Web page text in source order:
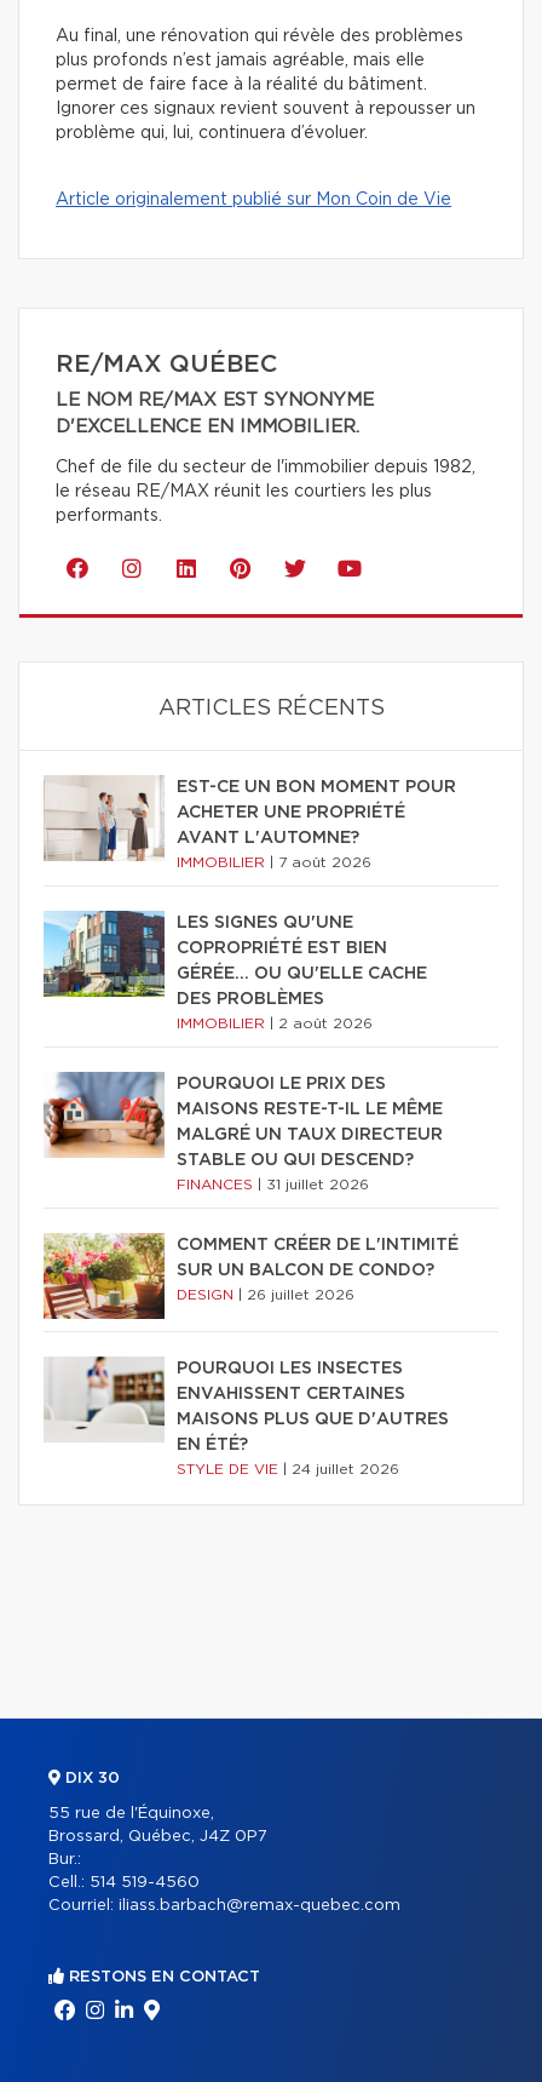
Au final, une rénovation qui révèle des problèmes
plus profonds n’est jamais agréable, mais elle
permet de faire face à la réalité du bâtiment.
Ignorer ces signaux revient souvent à repousser un
problème qui, lui, continuera d’évoluer.
Article originalement publié sur Mon Coin de Vie
RE/MAX QUÉBEC
LE NOM RE/MAX EST SYNONYME
D'EXCELLENCE EN IMMOBILIER.
Chef de file du secteur de l'immobilier depuis 1982,
le réseau RE/MAX réunit les courtiers les plus
performants.
ARTICLES RÉCENTS
EST-CE UN BON MOMENT POUR
ACHETER UNE PROPRIÉTÉ
AVANT L'AUTOMNE?
IMMOBILIER 7 août 2026
LES SIGNES QU'UNE
COPROPRIÉTÉ EST BIEN
GÉRÉE… OU QU'ELLE CACHE
DES PROBLÈMES
IMMOBILIER 2 août 2026
POURQUOI LE PRIX DES
MAISONS RESTE-T-IL LE MÊME
MALGRÉ UN TAUX DIRECTEUR
STABLE OU QUI DESCEND?
FINANCES 31 juillet 2026
COMMENT CRÉER DE L'INTIMITÉ
SUR UN BALCON DE CONDO?
DESIGN 26 juillet 2026
POURQUOI LES INSECTES
ENVAHISSENT CERTAINES
MAISONS PLUS QUE D'AUTRES
EN ÉTÉ?
STYLE DE VIE 24 juillet 2026
DIX 30
55 rue de l'Équinoxe,
Brossard, Québec, J4Z 0P7
Bur.:
Cell.: 514 519-4560
Courriel: iliass.barbach@remax-quebec.com
RESTONS EN CONTACT